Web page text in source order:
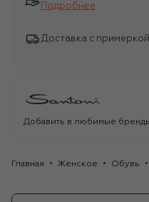
Подробнее
Доставка с примеркой
Добавить в любимые
Главная Женское Обувь